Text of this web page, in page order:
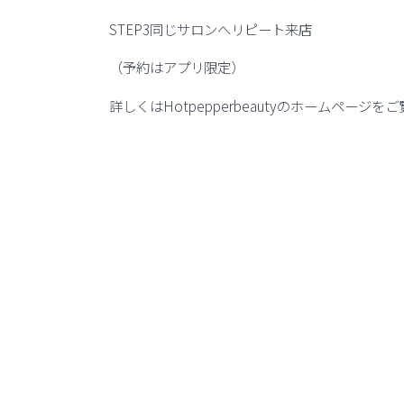
STEP3同じサロンへリピート来店
（予約はアプリ限定）
詳しくはHotpepperbeautyのホームページをご